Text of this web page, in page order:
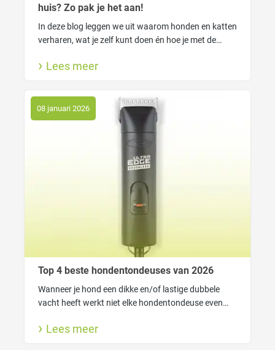
huis? Zo pak je het aan!
In deze blog leggen we uit waarom honden en katten
verharen, wat je zelf kunt doen én hoe je met de
controle krijgt. Voor een schoner huis én een blije
Lees meer
08 januari 2026
Top 4 beste hondentondeuses van 2026
Wanneer je hond een dikke en/of lastige dubbele
vacht heeft werkt niet elke hondentondeuse even
nodig om gemakkelijk door de vacht heen te kunnen
Lees meer